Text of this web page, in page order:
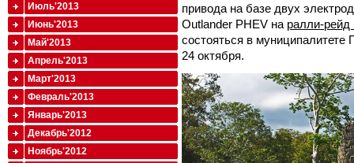
привода на базе двух
Outlander PHEV на ралли-рейд
состояться в муниципалитете
24 октября.
Июль'2013
Июнь'2013
Май'2013
Апрель'2013
Март'2013
Февраль'2013
Январь'2013
Декабрь'2012
Ноябрь'2012